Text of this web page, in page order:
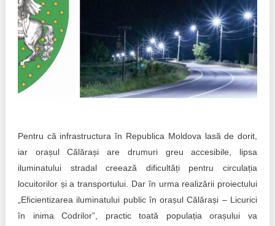
EU-STRAT bulletin
Transparency of state – owned enterprises
The best and the worst local policies in Moldova
Democracy, independence and transparency of key
Integrity of public procurement in Moldova
Public procurement
Pentru că infrastructura în Republica Moldova lasă de dorit,
iar orașul Călărași are drumuri greu accesibile, lipsa
iluminatului stradal creează dificultăți pentru circulația
locuitorilor și a transportului. Dar în urma realizării proiectului
„Eficientizarea iluminatului public în orașul Călărași – Licurici
în inima Codrilor”, practic toată populația orașului va